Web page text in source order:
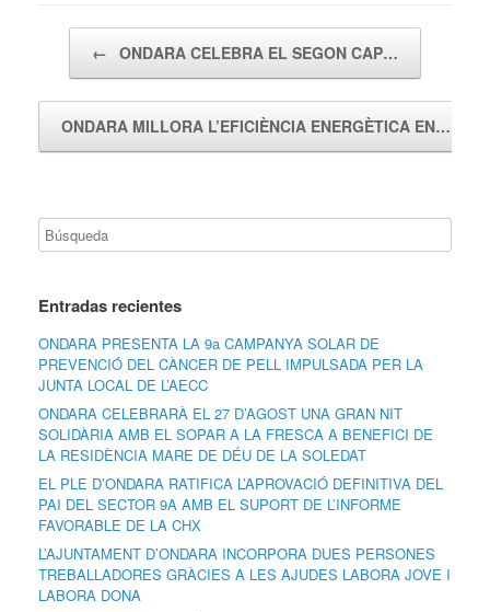
← ONDARA CELEBRA EL SEGON CAP…
ONDARA MILLORA L’EFICIÈNCIA ENERGÈTICA EN…
Entradas recientes
ONDARA PRESENTA LA 9a CAMPANYA SOLAR DE
PREVENCIÓ DEL CÀNCER DE PELL IMPULSADA PER LA
JUNTA LOCAL DE L’AECC
ONDARA CELEBRARÀ EL 27 D’AGOST UNA GRAN NIT
SOLIDÀRIA AMB EL SOPAR A LA FRESCA A BENEFICI DE
LA RESIDÈNCIA MARE DE DÉU DE LA SOLEDAT
EL PLE D’ONDARA RATIFICA L’APROVACIÓ DEFINITIVA DEL
PAI DEL SECTOR 9A AMB EL SUPORT DE L’INFORME
FAVORABLE DE LA CHX
L’AJUNTAMENT D’ONDARA INCORPORA DUES PERSONES
TREBALLADORES GRÀCIES A LES AJUDES LABORA JOVE I
LABORA DONA